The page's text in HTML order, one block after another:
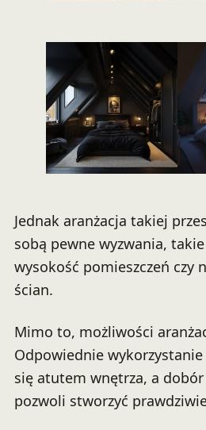
Jednak aranżacja takiej
sobą pewne wyzwania,
wysokość pomieszczeń czy
ścian.
Mimo to, możliwości
Odpowiednie
się atutem wnętrza, a
pozwoli stworzyć